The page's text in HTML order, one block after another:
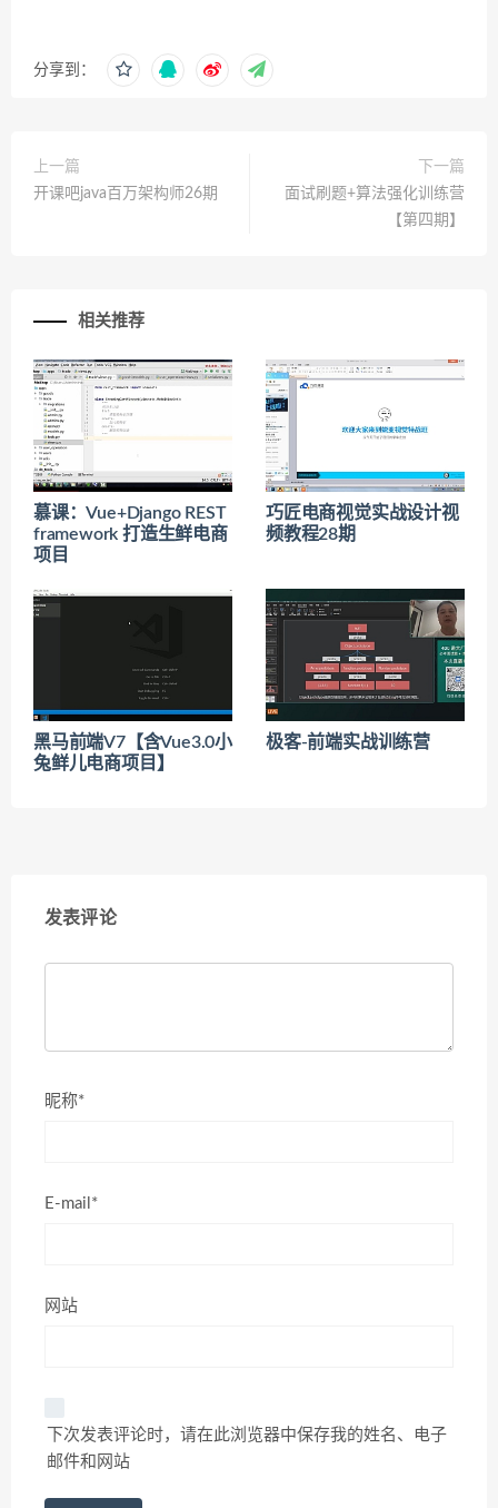
分享到：
上一篇
开课吧java百万架构师26期
下一篇
面试刷题+算法强化训练营
【第四期】
相关推荐
慕课：Vue+Django REST
framework 打造生鲜电商
项目
巧匠电商视觉实战设计视
频教程28期
黑马前端V7【含Vue3.0小
兔鲜儿电商项目】
极客-前端实战训练营
发表评论
昵称*
E-mail*
网站
下次发表评论时，请在此浏览器中保存我的姓名、电子
邮件和网站